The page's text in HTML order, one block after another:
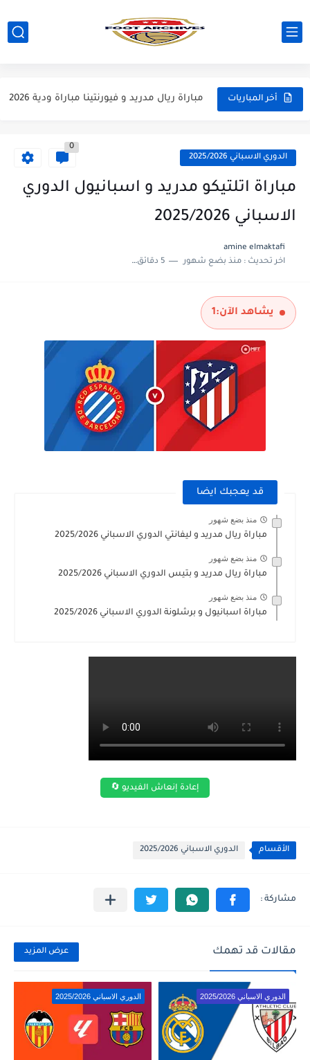
أخر المباريات
مباراة مانشستر يونايتد و اتلتيكو مدريد مباراة ودية 2026
مباراة ريال مدريد و فيورنتينا مباراة ودية 2026
مباراة برشلونة و بيرمنغهام مباراة ودية 2026
مباراة سيلتيك و ميلان مباراة ودية 2026
الدوري الاسباني 2025/2026
0
مباراة اتلتيكو مدريد و اسبانيول الدوري
الاسباني 2025/2026
amine elmaktafi
اخر تحديث :منذ بضع شهور 5 دقائق للقراءة
يشاهد الآن:1
قد يعجبك ايضا
منذ بضع شهور
مباراة ريال مدريد و ليفانتي الدوري الاسباني 2025/2026
منذ بضع شهور
مباراة ريال مدريد و بتيس الدوري الاسباني 2025/2026
منذ بضع شهور
مباراة اسبانيول و برشلونة الدوري الاسباني 2025/2026
إعادة إنعاش الفيديو 🔄
الأقسام الدوري الاسباني 2025/2026
مقالات قد تهمك عرض المزيد
الدوري الاسباني 2025/2026 الدوري الاسباني 2025/2026